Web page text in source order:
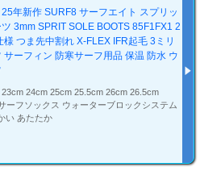
25年新作 SURF8 サーフエイト スプリッ
ツ 3mm SPRIT SOLE BOOTS 85F1FX1 2
様 つま先中割れ X-FLEX IFR起毛 3ミリ
サーフィン 防寒サーフ用品 保温 防水 ウ
24cm 25cm 25.5cm 26cm 26.5cm
ーフソックス ウォーターブロックシステム
い あたたか